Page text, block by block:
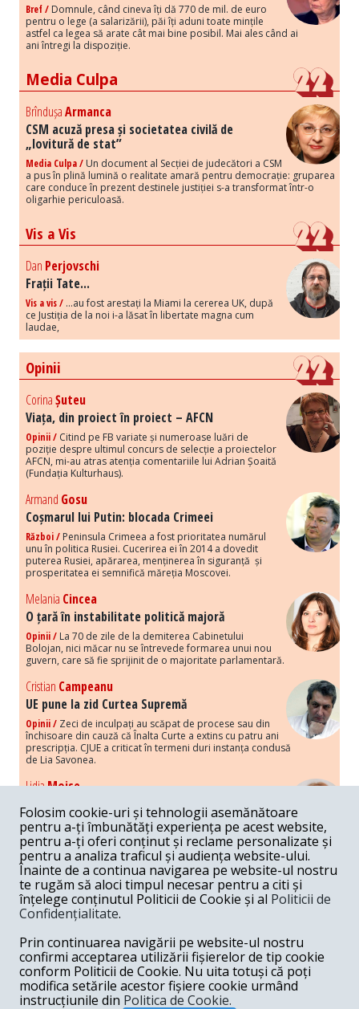
Bref / Domnule, când cineva îți dă 770 de mil. de euro
pentru o lege (a salarizării), păi îți aduni toate mințile
astfel ca legea să arate cât mai bine posibil. Mai ales când ai
ani întregi la dispoziție.
Media Culpa
BrîndușaArmanca
CSM acuză presa și societatea civilă de
„lovitură de stat”
Media Culpa / Un document al Secției de judecători a CSM
a pus în plină lumină o realitate amară pentru democrație: gruparea
care conduce în prezent destinele justiției s-a transformat într-o
oligarhie periculoasă.
Vis a Vis
Dan Perjovschi
Frații Tate...
Vis a vis / ...au fost arestați la Miami la cererea UK, după
ce Justiția de la noi i-a lăsat în libertate magna cum
laudae,
Opinii
CorinaȘuteu
Viața, din proiect în proiect – AFCN
Opinii / Citind pe FB variate și numeroase luări de
poziție despre ultimul concurs de selecție a proiectelor
AFCN, mi-au atras atenția comentariile lui Adrian Șoaită
(Fundația Kulturhaus).
Armand Gosu
Coșmarul lui Putin: blocada Crimeei
Război / Peninsula Crimeea a fost prioritatea numărul
unu în politica Rusiei. Cucerirea ei în 2014 a dovedit
puterea Rusiei, apărarea, menținerea în siguranță și
prosperitatea ei semnifică măreția Moscovei.
Melania Cincea
O țară în instabilitate politică majoră
Opinii / La 70 de zile de la demiterea Cabinetului
Bolojan, nici măcar nu se întrevede formarea unui nou
guvern, care să fie sprijinit de o majoritate parlamentară.
Cristian Campeanu
UE pune la zid Curtea Supremă
Opinii / Zeci de inculpați au scăpat de procese sau din
închisoare din cauză că Înalta Curte a extins cu patru ani
prescripția. CJUE a criticat în termeni duri instanța condusă
de Lia Savonea.
LidiaMoise
Costurile economice ale haosului politic
Opinii / Economia nu poate rezista cu retorica falsă a
susținerii intereselor poporului, care, de fapt, ascunde
obsesia menținerii privilegiilor și a averilor unor caste.
Melania Cincea
Noi puseuri de xenofobie din partea românilor
„neaoși”
Periodic, în spațiul public sunt voci care lansează
mesaje xenofobe la adresa câte unui politician care deranjează un
anumit grup politico-mediatic, într-un anumit moment.
ArmandGosu
Unirea cu Moldova: modele istorice
Folosim cookie-uri și tehnologii asemănătoare
pentru a-ți îmbunătăți experiența pe acest website,
pentru a-ți oferi conținut și reclame personalizate și
pentru a analiza traficul și audiența website-ului.
Înainte de a continua navigarea pe website-ul nostru
te rugăm să aloci timpul necesar pentru a citi și
înțelege conținutul Politicii de Cookie și al Politicii de
Confidențialitate.
Prin continuarea navigării pe website-ul nostru
confirmi acceptarea utilizării fișierelor de tip cookie
conform Politicii de Cookie. Nu uita totuși că poți
modifica setările acestor fișiere cookie urmând
instrucțiunile din Politica de Cookie.